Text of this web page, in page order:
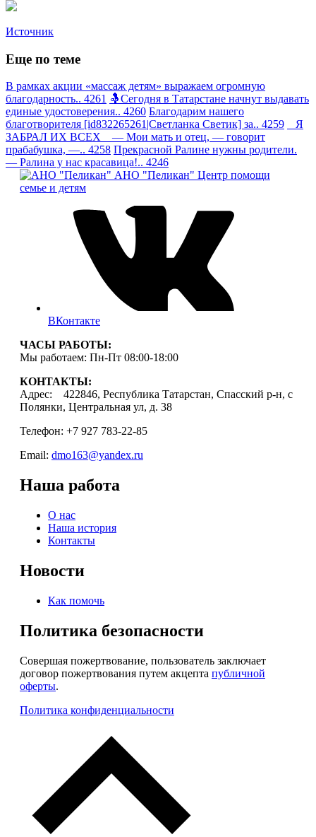
Источник
Еще по теме
В рамках акции «массаж детям» выражаем огромную
благодарность.. 4261 🤱Сегодня в Татарстане начнут выдавать
единые удостоверения.. 4260 Благодарим нашего
благотворителя [id832265261|Светланка Светик] за.. 4259
Я
ЗАБРАЛ ИХ ВСЕХ — Мои мать и отец, — говорит
прабабушка, —.. 4258 Прекрасной Ралине нужны родители.
— Ралина у нас красавица!.. 4246
АНО "Пеликан" Центр помощи
семье и детям
ВКонтакте
ЧАСЫ РАБОТЫ:
Мы работаем: Пн-Пт 08:00-18:00
КОНТАКТЫ:
Адрес: 422846, Республика Татарстан, Спасский р-н, с
Полянки, Центральная ул, д. 38
Телефон: +7 927 783-22-85
Email: dmo163@yandex.ru
Наша работа
О нас
Наша история
Контакты
Новости
Как помочь
Политика безопасности
Совершая пожертвование, пользователь заключает
договор пожертвования путем акцепта публичной
оферты.
Политика конфиденциальности